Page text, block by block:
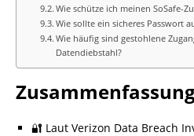
Wie schütze ich meinen SoSafe-
Wie sollte ein sicheres Passwort
Wie häufig sind gestohlene
Datendiebstahl?
🔐 Laut Verizon Data Breach